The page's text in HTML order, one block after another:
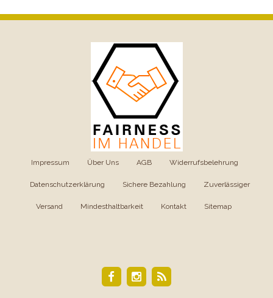
Impressum Über Uns AGB Widerrufsbelehrung
Datenschutzerklärung Sichere Bezahlung Zuverlässiger
Versand Mindesthaltbarkeit Kontakt Sitemap